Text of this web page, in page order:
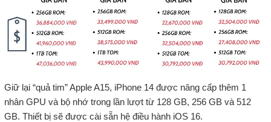
Giữ lại “quả tim” Apple A15, iPhone 14 được nâng cấp thêm 1
nhân GPU và bộ nhớ trong lần lượt từ 128 GB, 256 GB và 512
GB. Thiết bị sẽ được cài sẵn hệ điều hành iOS 16.